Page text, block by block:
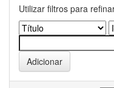
Utilizar filtros para